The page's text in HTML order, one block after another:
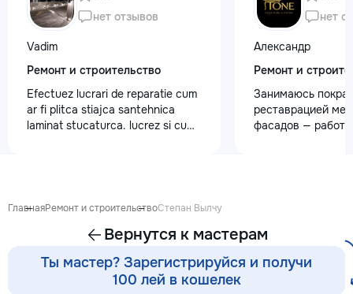
нет отзывов
Vadim
Ремонт и строительство
Efectuez lucrari de reparatie cum
ar fi plitca stiajca santehnica
laminat stucaturca. lucrez si cu
нет
Александр
Ремонт и
Занимаюсь
реставрацией
фасадов —
кухонных
гардеробных,
покраска и
входных и
ГлавнаяРемонт и строительствоСтепан Вылчу
Вернутся к мастерам
Ты мастер? Зарегистрируйся и получи
100 лей в кошелек